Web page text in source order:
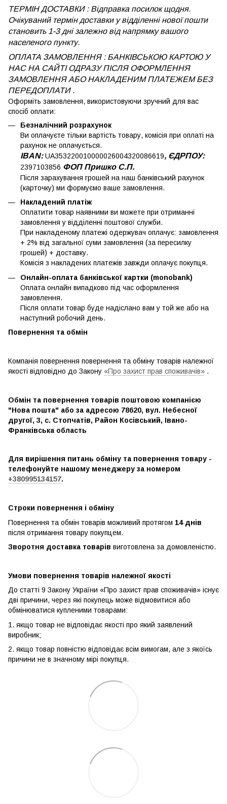
ТЕРМІН ДОСТАВКИ : Відправка посилок щодня.
Очікуваний термін доставки у відділенні нової пошти
становить 1-3 дні залежно від напрямку вашого
населеного пункту.
ОПЛАТА ЗАМОВЛЕННЯ : БАНКІВСЬКОЮ КАРТОЮ У
НАС НА САЙТІ ОДРАЗУ ПІСЛЯ ОФОРМЛЕННЯ
ЗАМОВЛЕННЯ АБО НАКЛАДЕНИМ ПЛАТЕЖЕМБЕЗ
ПЕРЕДОПЛАТИ .
Оформіть замовлення, використовуючи зручний для вас
спосіб оплати:
Безналічний розрахунок
Ви оплачуєте тільки вартість товару, комісія при оплаті на
рахунок не оплачується.
IBAN:UA353220010000026004320086619, ЄДРПОУ:
2397103856 ФОП Пришко С.П.
Після зарахування грошей на наш банківський рахунок
(карточку) ми формуємо ваше замовлення.
Накладений платіж
Оплатити товар наявними ви можете при отриманні
замовлення у відділенні поштової служби.
При накладеному платежі одержувач оплачує: замовлення
+ 2% від загальної суми замовлення (за пересилку
грошей) + доставку.
Комісія з накладених платежів завжди оплачує покупця.
Онлайн-оплата банківської картки (monobank)
Оплата онлайн випадково під час оформлення
замовлення.
Після оплати товар буде надіслано вам у той же або на
наступний робочий день.
Повернення та обмін
Компанія повернення повернення та обміну товарів належної
якості відповідно до Закону «Про захист прав споживачів» .
Обмін та повернення товарів поштовою компанією
"Нова пошта" або за адресою 78620, вул. Небесної
другої, 3, с. Стопчатів, Район Косівський, Івано-
Франківська область
Для вирішення питань обміну та повернення товару -
телефонуйте нашому менеджеру за номером
+380995134157.
Строки повернення і обміну
Повернення та обмін товарів можливий протягом 14 днів
після отримання товару покупцем.
Зворотня доставка товарів виготовлена ​​за домовленістю.
Умови повернення товарів належної якості
До статті 9 Закону України «Про захист прав споживачів» існує
дві причини, через які покупець може відмовитися або
обмінюватися купленими товарами:
1. якщо товар не відповідає якості про який заявлений
виробник;
2. якщо товар повністю відповідає всім вимогам, але з якоїсь
причини не в значному мірі покупця.